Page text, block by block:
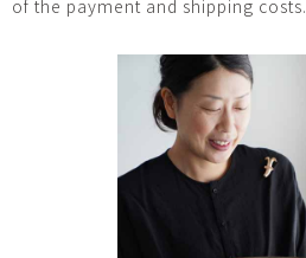
of the payment and shipping costs.